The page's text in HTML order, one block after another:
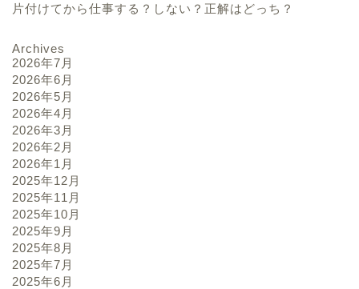
片付けてから仕事する？しない？正解はどっち？
Archives
2026年7月
2026年6月
2026年5月
2026年4月
2026年3月
2026年2月
2026年1月
2025年12月
2025年11月
2025年10月
2025年9月
2025年8月
2025年7月
2025年6月